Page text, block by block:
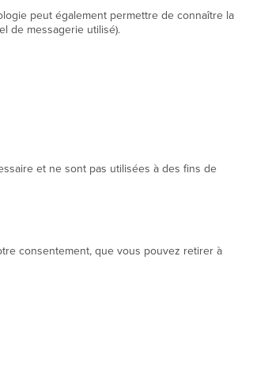
peut également permettre de connaître la
de messagerie utilisé).
et ne sont pas utilisées à des fins de
consentement, que vous pouvez retirer à